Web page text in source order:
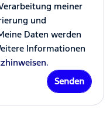
meiner
und
Daten werden
Informationen
Senden